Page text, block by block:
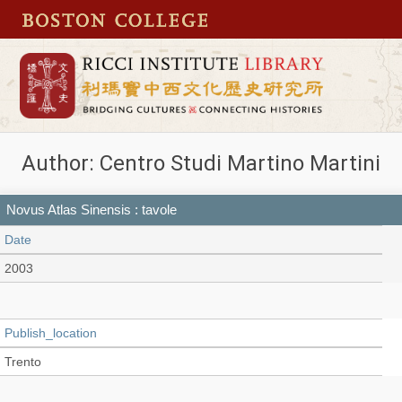
Author: Centro Studi Martino Martini
Novus Atlas Sinensis : tavole
Date
2003
Publish_location
Trento